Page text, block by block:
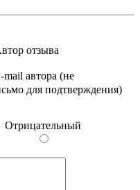
отзыва
mail автора (не
для подтверждения)
Отрицательный